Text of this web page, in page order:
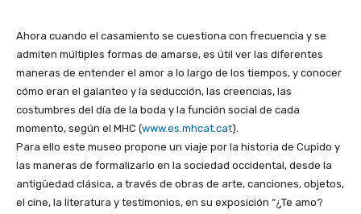
Ahora cuando el casamiento se cuestiona con frecuencia y se
admiten múltiples formas de amarse, es útil ver las diferentes
maneras de entender el amor a lo largo de los tiempos, y conocer
cómo eran el galanteo y la seducción, las creencias, las
costumbres del día de la boda y la función social de cada
momento, según el MHC (www.es.mhcat.cat).
Para ello este museo propone un viaje por la historia de Cupido y
las maneras de formalizarlo en la sociedad occidental, desde la
antigüedad clásica, a través de obras de arte, canciones, objetos,
el cine, la literatura y testimonios, en su exposición “¿Te amo?